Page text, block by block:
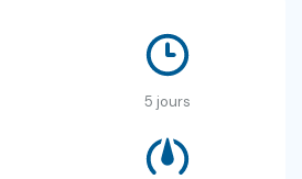
5 jours